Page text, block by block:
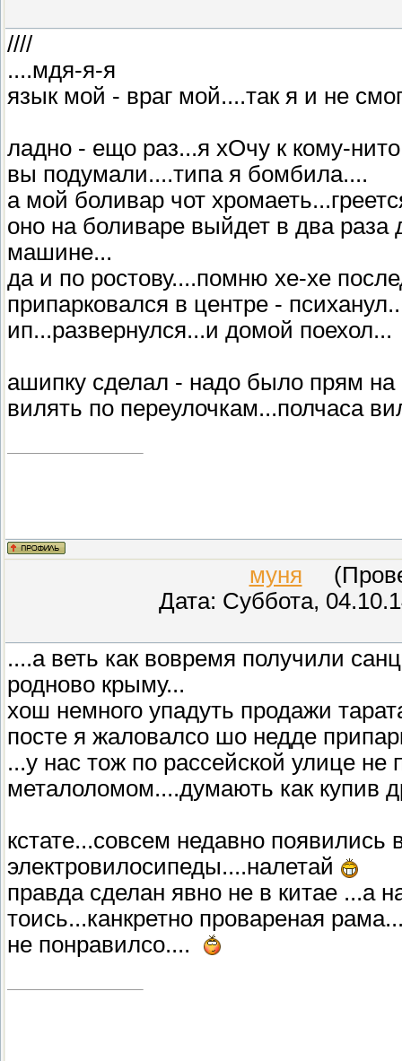
////
....мдя-я-я
язык мой - враг мой....так я и не
ладно - ещо раз...я хОчу к кому-
вы подумали....типа я бомбила....
а мой боливар чот
оно на боливаре выйдет в два раза
машине...
да и по ростову....помню хе-хе
припарковался в центре -
ип...развернулся...и домой поехол...
ашипку сделал - надо было прям на
вилять по переулочкам...полчаса
муня
Дата: Суббота,
....а веть как вовремя получили
родново крыму...
хош немного упадуть продажи
посте я жаловалсо шо недде
...у нас тож по рассейской улице
металоломом....думають как купив
кстате...совсем недавно появились
электровилосипеды....налетай
правда сделан явно не в китае ...а
тоись...канкретно провареная
не понравилсо....